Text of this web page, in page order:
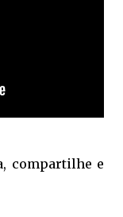
compartilhe e